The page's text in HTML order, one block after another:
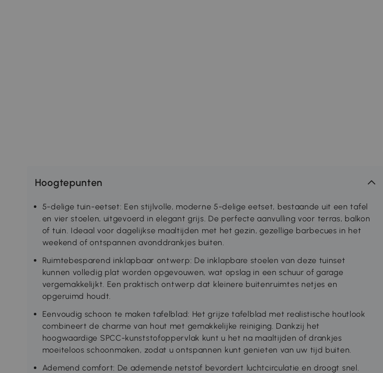
Hoogtepunten
5-delige tuin-eetset: Een stijlvolle, moderne 5-delige eetset, bestaande uit een tafel
en vier stoelen, uitgevoerd in elegant grijs. De perfecte aanvulling voor terras, balkon
of tuin. Ideaal voor dagelijkse maaltijden met het gezin, gezellige barbecues in het
weekend of ontspannen avonddrankjes buiten.
Ruimtebesparend inklapbaar ontwerp: De inklapbare stoelen van deze tuinset
kunnen volledig plat worden opgevouwen, wat opslag in een schuur of garage
vergemakkelijkt. Een praktisch ontwerp dat kleinere buitenruimtes netjes en
opgeruimd houdt.
Eenvoudig schoon te maken tafelblad: Het grijze tafelblad met realistische houtlook
combineert de charme van hout met gemakkelijke reiniging. Dankzij het
hoogwaardige SPCC-kunststofoppervlak kunt u het na maaltijden of drankjes
moeiteloos schoonmaken, zodat u ontspannen kunt genieten van uw tijd buiten.
Ademend comfort: De ademende netstof bevordert luchtcirculatie en droogt snel.